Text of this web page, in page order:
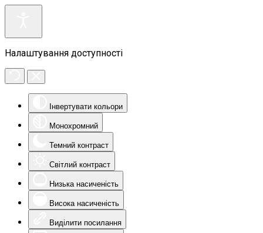
Налаштування доступності
Інвертувати кольори
Монохромний
Темний контраст
Світлий контраст
Низька насиченість
Висока насиченість
Виділити посилання